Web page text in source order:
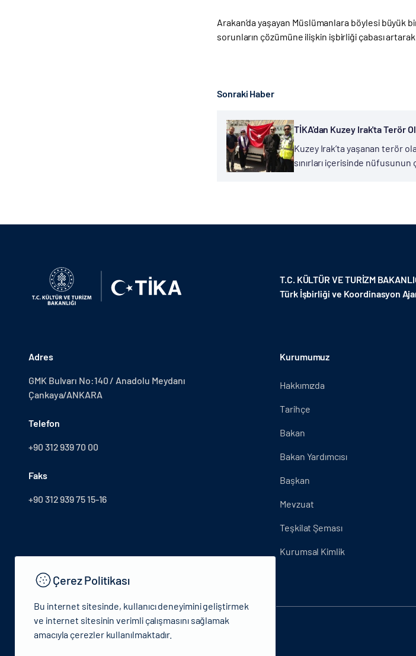
Arakan’da yaşayan Müslümanlara böylesi büyük
sorunların çözümüne ilişkin işbirliği çabası
Sonraki Haber
TİKA'dan Kuzey Irak'ta Terör
Kuzey Irak’ta yaşanan terör
sınırları içerisinde
T.C. KÜLTÜR VE TURİZM
Türk İşbirliği ve Koordinasyon
Adres
GMK Bulvarı No:140 / Anadolu Meydanı
Çankaya/ANKARA
Telefon
+90 312 939 70 00
Faks
+90 312 939 75 15-16
Kurumumuz
Hakkımızda
Tarihçe
Bakan
Bakan Yardımcısı
Başkan
Mevzuat
Teşkilat Şeması
Kurumsal Kimlik
Çerez Politikası
Bu internet sitesinde, kullanıcı deneyimini geliştirmek
ve internet sitesinin verimli çalışmasını sağlamak
amacıyla çerezler kullanılmaktadır.